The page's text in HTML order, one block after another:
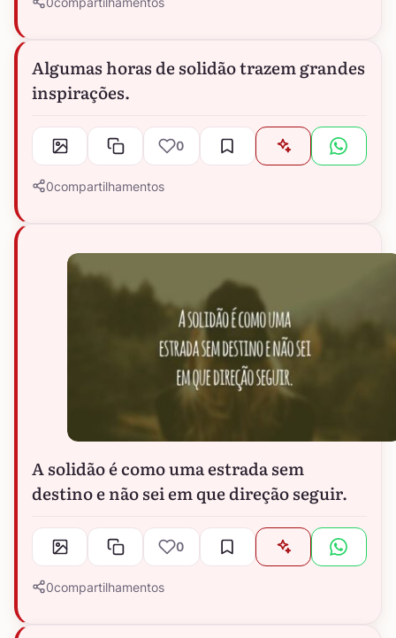
Algumas horas de solidão trazem grandes
inspirações.
0
0compartilhamentos
A solidão é como uma estrada sem
destino e não sei em que direção seguir.
0
0compartilhamentos